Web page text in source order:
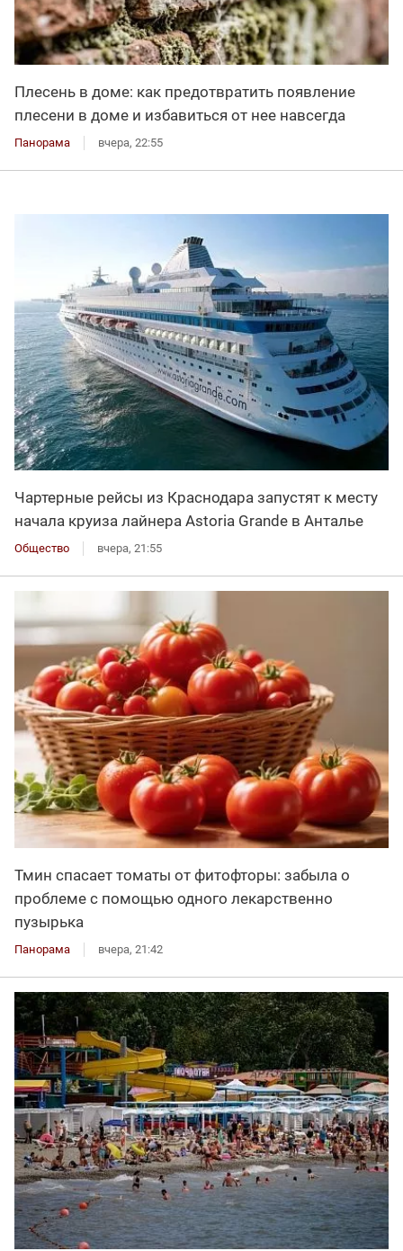
Плесень в доме: как предотвратить появление
плесени в доме и избавиться от нее навсегда
Панорама вчера, 22:55
Чартерные рейсы из Краснодара запустят к месту
начала круиза лайнера Astoria Grande в Анталье
Общество вчера, 21:55
Тмин спасает томаты от фитофторы: забыла о
проблеме с помощью одного лекарственно
пузырька
Панорама вчера, 21:42